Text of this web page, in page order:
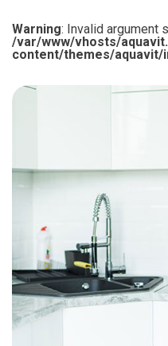
Warning: Invalid argument
/var/www/vhosts/
content/themes/aquavit/